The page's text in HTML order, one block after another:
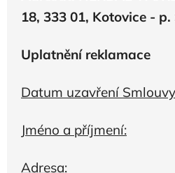
18, 333 01, Kotovice - p.
Uplatnění reklamace
Datum uzavření
Jméno a příjmení:
Adresa: